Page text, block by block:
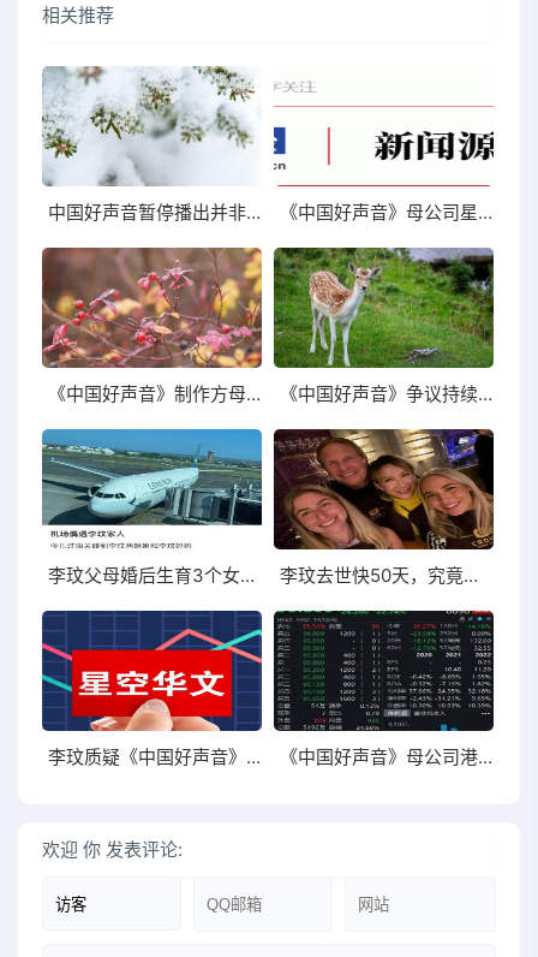
相关推荐
中国好声音暂停播出并非无缘无故的用事 《中国好声音》母公司星空华文股价重挫
《中国好声音》制作方母公司星空华文股价走低 《中国好声音》争议持续发酵李玟:是一位好导师
李玟父母婚后生育3个女儿拉扯大网友：不打扰 李玟去世快50天，究竟是压垮她的最后一根稻草？
李玟质疑《中国好声音》:我牺牲自己无所谓 《中国好声音》母公司港股星空华文午后跌幅扩大
欢迎 你 发表评论: